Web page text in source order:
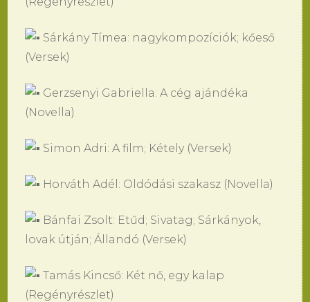
Sárkány Tímea: nagykompozíciók; kőeső
(Versek)
Gerzsenyi Gabriella: A cég ajándéka
(Novella)
Simon Adri: A film; Kétely (Versek)
Horváth Adél: Oldódási szakasz (Novella)
Bánfai Zsolt: Etűd; Sivatag; Sárkányok,
lovak útján; Állandó (Versek)
Tamás Kincső: Két nő, egy kalap
(Regényrészlet)